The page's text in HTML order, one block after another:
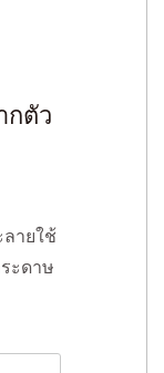
กตัว
ายใช้
ะดาษ